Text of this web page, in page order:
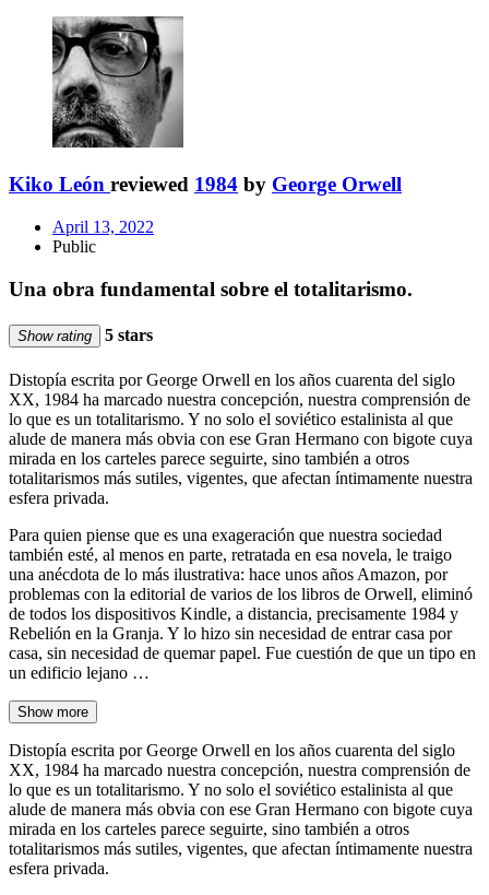
Kiko León reviewed 1984 by George Orwell
April 13, 2022
Public
Una obra fundamental sobre el totalitarismo.
Show rating 5 stars
Distopía escrita por George Orwell en los años cuarenta del siglo
XX, 1984 ha marcado nuestra concepción, nuestra comprensión de
lo que es un totalitarismo. Y no solo el soviético estalinista al que
alude de manera más obvia con ese Gran Hermano con bigote cuya
mirada en los carteles parece seguirte, sino también a otros
totalitarismos más sutiles, vigentes, que afectan íntimamente nuestra
esfera privada.
Para quien piense que es una exageración que nuestra sociedad
también esté, al menos en parte, retratada en esa novela, le traigo
una anécdota de lo más ilustrativa: hace unos años Amazon, por
problemas con la editorial de varios de los libros de Orwell, eliminó
de todos los dispositivos Kindle, a distancia, precisamente 1984 y
Rebelión en la Granja. Y lo hizo sin necesidad de entrar casa por
casa, sin necesidad de quemar papel. Fue cuestión de que un tipo en
un edificio lejano …
Show more
Distopía escrita por George Orwell en los años cuarenta del siglo
XX, 1984 ha marcado nuestra concepción, nuestra comprensión de
lo que es un totalitarismo. Y no solo el soviético estalinista al que
alude de manera más obvia con ese Gran Hermano con bigote cuya
mirada en los carteles parece seguirte, sino también a otros
totalitarismos más sutiles, vigentes, que afectan íntimamente nuestra
esfera privada.